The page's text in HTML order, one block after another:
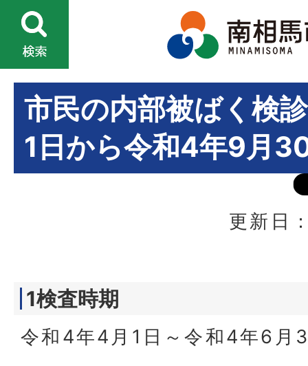
市民の内部被ばく検
1日から令和4年9月
更新日
1検査時期
令和4年4月1日～令和4年6月